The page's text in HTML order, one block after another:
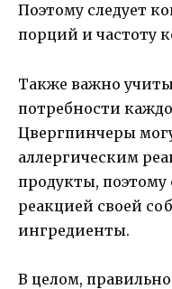
Поэтому следует
порций и частоту
Также важно
потребности
Цвергпинчеры
аллергическим
продукты, поэтому
реакцией своей
ингредиенты.
В целом,